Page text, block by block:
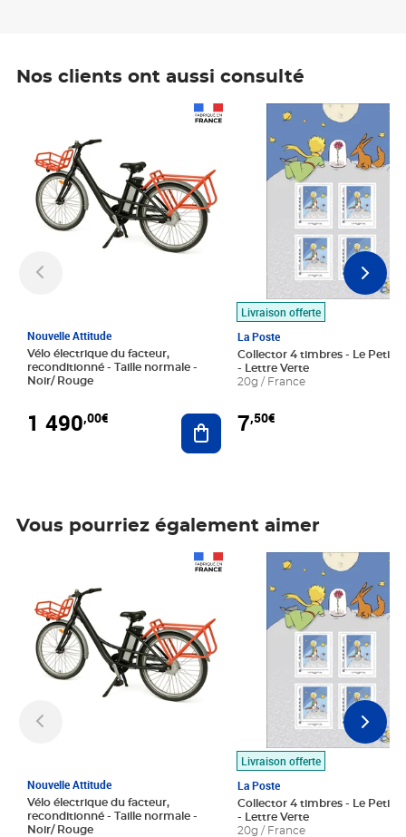
Nos clients ont aussi consulté
Nouvelle Attitude
Vélo électrique du facteur,
reconditionné - Taille normale -
Noir/ Rouge
1 490,00€ Ajouter au panier
Livraison offerte
La Poste
Collector 4 timbres - Le Petit
- Lettre Verte
20g / France
7,50€
Prix 7,50€
Vous pourriez également aimer
Nouvelle Attitude
Vélo électrique du facteur,
reconditionné - Taille normale -
Noir/ Rouge
Livraison offerte
La Poste
Collector 4 timbres - Le Petit
- Lettre Verte
20g / France
Prix 7,50€